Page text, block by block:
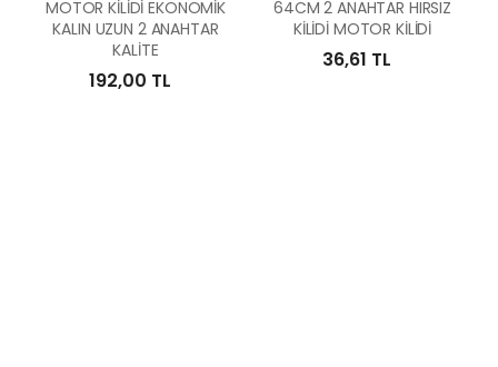
MOTOR KİLİDİ EKONOMİK
KALIN UZUN 2 ANAHTAR
KALİTE
192,00 TL
64CM 2 ANAHTAR HIRSIZ
KİLİDİ MOTOR KİLİDİ
36,61 TL